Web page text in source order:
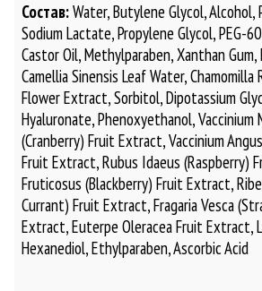
Состав:Water, Butylene Glycol, Alcohol,
Sodium Lactate, Propylene Glycol, PEG-
Castor Oil, Methylparaben, Xanthan
Camellia Sinensis Leaf Water,
Flower Extract, Sorbitol, Dipotassium
Hyaluronate, Phenoxyethanol, Vaccinium
(Cranberry) Fruit Extract, Vaccinium
Fruit Extract, Rubus Idaeus (Raspberry)
Fruticosus (Blackberry) Fruit Extract,
Currant) Fruit Extract, Fragaria Vesca
Extract, Euterpe Oleracea Fruit Extract,
Hexanediol, Ethylparaben, Ascorbic Acid